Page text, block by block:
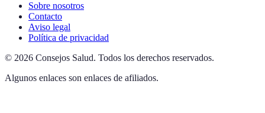
Sobre nosotros
Contacto
Aviso legal
Política de privacidad
© 2026 Consejos Salud. Todos los derechos reservados.
Algunos enlaces son enlaces de afiliados.